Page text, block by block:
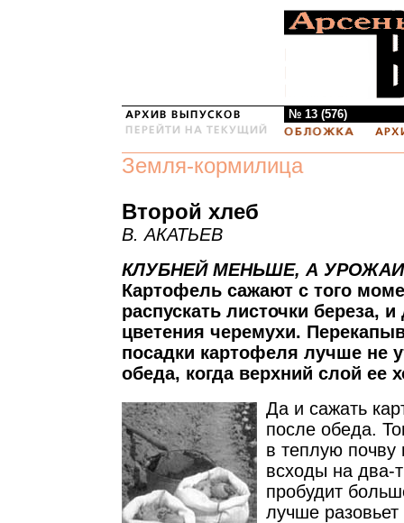
№ 13 (576)
Земля-кормилица
Второй хлеб
В. АКАТЬЕВ
КЛУБНЕЙ МЕНЬШЕ, А
Картофель сажают с того
распускать листочки береза,
цветения черемухи.
посадки картофеля лучше не
обеда, когда верхний слой ее
Да и сажать
после обеда.
в теплую почву
всходы на два-
пробудит
лучше